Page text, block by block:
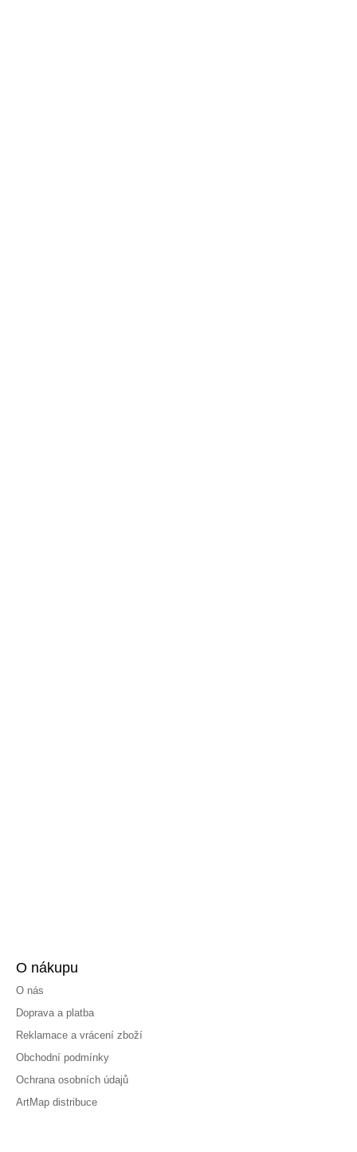
O nákupu
O nás
Doprava a platba
Reklamace a vrácení zboží
Obchodní podmínky
Ochrana osobních údajů
ArtMap distribuce